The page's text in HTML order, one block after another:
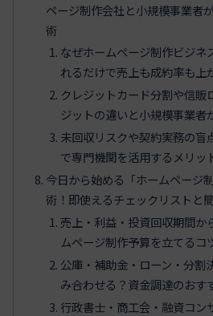
ページ制作会社と小規模事業者
術
なぜホームページ制作ビジネ
れるだけで売上も成約率も上
クレジットカード分割や信販
ジットの違いと小規模事業者
未回収リスクや契約実務の盲
で専門機関を活用するメリッ
今日から始める「ホームページ
術！即使えるチェックリストと
売上・利益・投資回収期間か
ムページ制作予算を立てるコ
公庫・補助金・ローン・分
み合わせる？資金調達のおす
行政書士・商工会・融資コン